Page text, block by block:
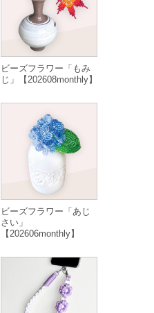
ビーズフラワー「もみ
じ」【202608monthly】
ビーズフラワー「あじ
さい」
【202606monthly】